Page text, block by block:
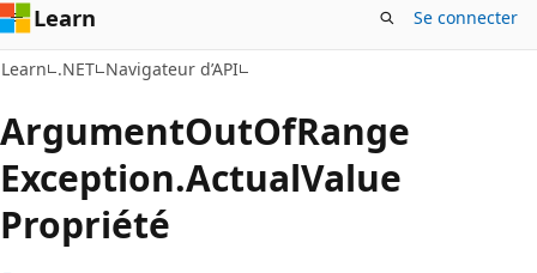
Learn Se connecter
Learn .NET Navigateur d’API
ArgumentOutOfRange
Exception.ActualValue
Propriété